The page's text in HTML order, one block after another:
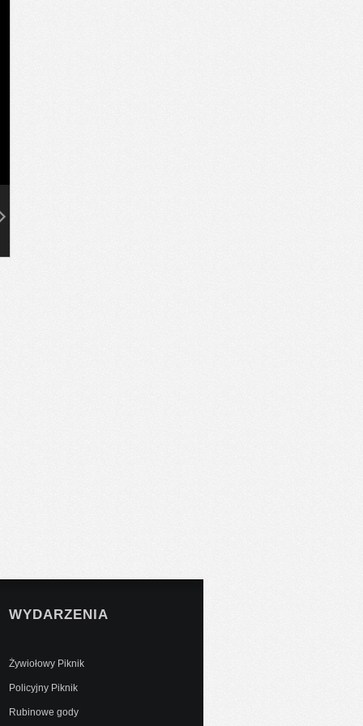
WYDARZENIA
Żywiołowy Piknik
Policyjny Piknik
Rubinowe gody